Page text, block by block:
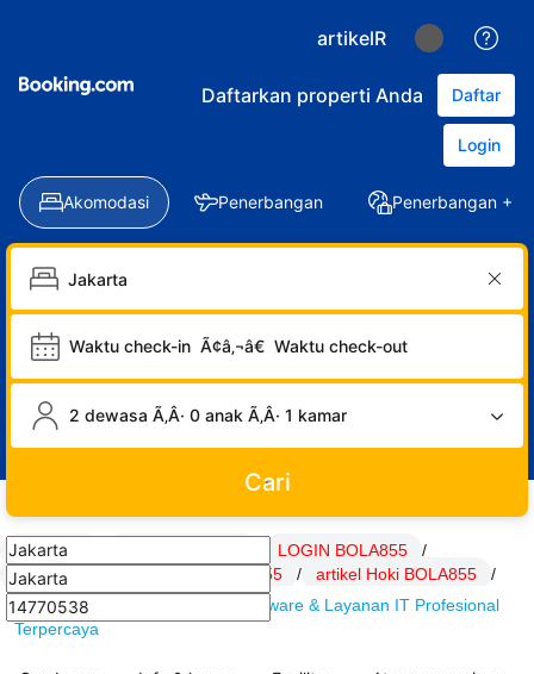
artikelR
Daftarkan properti Anda Daftar
Login
Akomodasi Penerbangan Penerbangan +
Waktu check-in Ã¢â‚¬â€ Waktu check-out
2 dewasa Ã‚Â· 0 anak Ã‚Â· 1 kamar
Cari
BOLA855 LOGIN BOLA855
/
Link BOLA855
SITUS BOLA855 / artikel Hoki BOLA855
/
BOLA855 : DSSoft.net Solusi Software & Layanan IT Profesional
Terpercaya